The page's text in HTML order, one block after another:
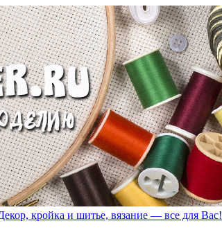
кройка и шитье, вязание — все для Вас!